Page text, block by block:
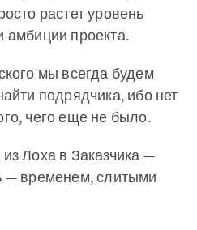
растет уровень
амбиции проекта.
мы всегда будем
подрядчика, ибо нет
чего еще не было.
Лоха в Заказчика —
— временем, слитыми